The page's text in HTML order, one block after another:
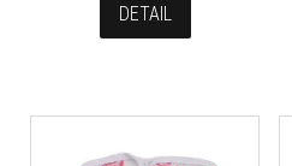
DETAIL